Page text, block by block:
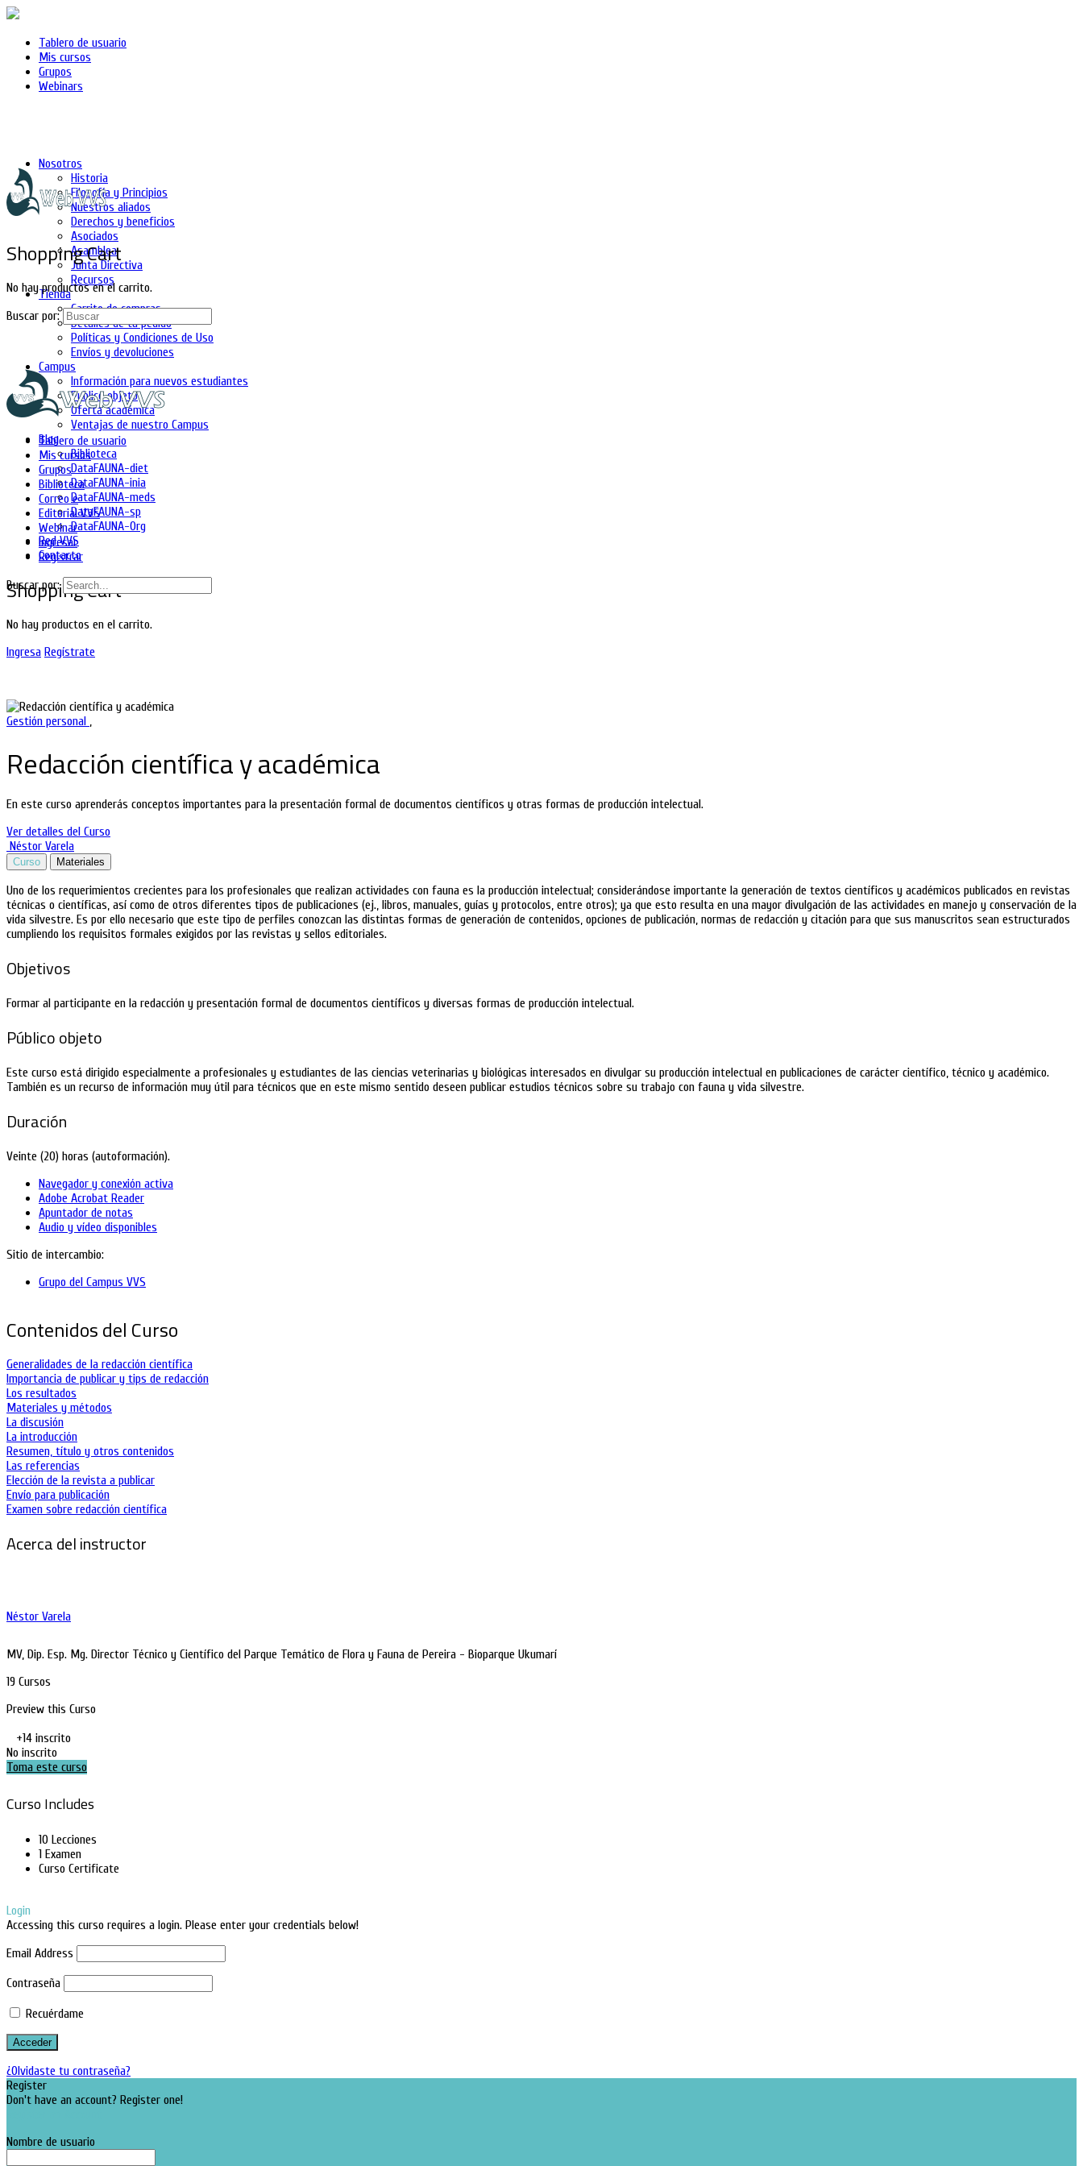
Tablero de usuario
Mis cursos
Grupos
Webinars
Nosotros
Historia
Filosofía y Principios
Nuestros aliados
Derechos y beneficios
Asociados
Asamblea
Junta Directiva
Recursos
Tienda
Carrito de compras
Detalles de tu pedido
Políticas y Condiciones de Uso
Envíos y devoluciones
Campus
Información para nuevos estudiantes
Publico objeto
Oferta académica
Ventajas de nuestro Campus
Blog
Biblioteca
DataFAUNA-diet
DataFAUNA-inia
DataFAUNA-meds
DataFAUNA-sp
DataFAUNA-Org
Red VVS
Contacto
Shopping Cart
No hay productos en el carrito.
Ingresa Regístrate
Shopping Cart
No hay productos en el carrito.
Buscar por:
Tablero de usuario
Mis cursos
Grupos
Biblioteca
Correo e
Editorial VVS
Webinar
Ingresar
Registrar
Buscar por:
Gestión personal ,
Redacción científica y académica
En este curso aprenderás conceptos importantes para la presentación formal de documentos científicos y otras formas de producción intelectual.
Ver detalles del Curso
Néstor Varela
Curso Materiales
Uno de los requerimientos crecientes para los profesionales que realizan actividades con fauna es la producción intelectual; considerándose importante la generación de textos científicos y académicos publicados en revistas
técnicas o científicas, así como de otros diferentes tipos de publicaciones (ej., libros, manuales, guías y protocolos, entre otros); ya que esto resulta en una mayor divulgación de las actividades en manejo y conservación de la
vida silvestre. Es por ello necesario que este tipo de perfiles conozcan las distintas formas de generación de contenidos, opciones de publicación, normas de redacción y citación para que sus manuscritos sean estructurados
cumpliendo los requisitos formales exigidos por las revistas y sellos editoriales.
Objetivos
Formar al participante en la redacción y presentación formal de documentos científicos y diversas formas de producción intelectual.
Público objeto
Este curso está dirigido especialmente a profesionales y estudiantes de las ciencias veterinarias y biológicas interesados en divulgar su producción intelectual en publicaciones de carácter científico, técnico y académico.
También es un recurso de información muy útil para técnicos que en este mismo sentido deseen publicar estudios técnicos sobre su trabajo con fauna y vida silvestre.
Duración
Veinte (20) horas (autoformación).
Navegador y conexión activa
Adobe Acrobat Reader
Apuntador de notas
Audio y vídeo disponibles
Sitio de intercambio:
Grupo del Campus VVS
Contenidos del Curso
Generalidades de la redacción científica
Importancia de publicar y tips de redacción
Los resultados
Materiales y métodos
La discusión
La introducción
Resumen, título y otros contenidos
Las referencias
Elección de la revista a publicar
Envío para publicación
Examen sobre redacción científica
Acerca del instructor
Néstor Varela
MV, Dip. Esp. Mg. Director Técnico y Científico del Parque Temático de Flora y Fauna de Pereira - Bioparque Ukumarí
19 Cursos
Preview this Curso
+14 inscrito
No inscrito
Toma este curso
Curso Includes
10 Lecciones
1 Examen
Curso Certificate
Login
Accessing this curso requires a login. Please enter your credentials below!
Email Address
Contraseña
Recuérdame
¿Olvidaste tu contraseña?
Register
Don't have an account? Register one!
Nombre de usuario